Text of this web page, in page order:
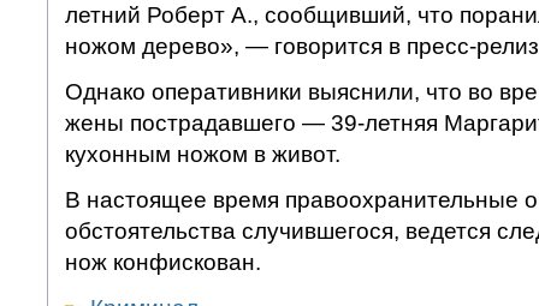
летний Роберт А., сообщивший, что
ножом дерево», — говорится в пресс-
Однако оперативники выяснили, что во
жены пострадавшего — 39-летняя
кухонным ножом в живот.
В настоящее время правоохранительные
обстоятельства случившегося, ведется
нож конфискован.